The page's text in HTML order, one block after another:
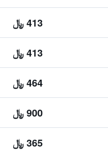
413 ﷼
413 ﷼
464 ﷼
900 ﷼
365 ﷼